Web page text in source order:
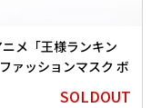
メ「王様ランキン
ァッションマスク ボ
SOLDOUT